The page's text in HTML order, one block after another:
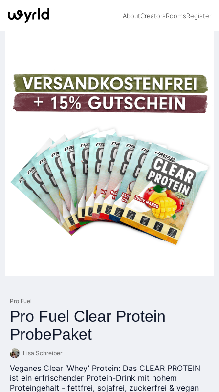
AboutCreatorsRoomsRegister
Pro Fuel
Pro Fuel Clear Protein
ProbePaket
Lisa Schreiber
Veganes Clear ‘Whey’ Protein: Das CLEAR PROTEIN
ist ein erfrischender Protein-Drink mit hohem
Proteingehalt - fettfrei, sojafrei, zuckerfrei & vegan